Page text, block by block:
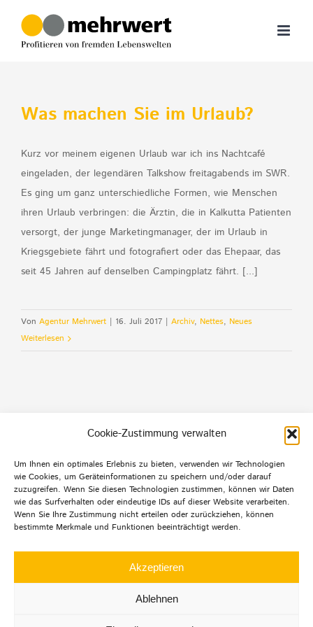
Cookie-Zustimmung verwalten
Um Ihnen ein optimales Erlebnis zu bieten, verwenden wir Technologien
wie Cookies, um Geräteinformationen zu speichern und/oder darauf
zuzugreifen. Wenn Sie diesen Technologien zustimmen, können wir Daten
wie das Surfverhalten oder eindeutige IDs auf dieser Website verarbeiten.
Wenn Sie Ihre Zustimmung nicht erteilen oder zurückziehen, können
bestimmte Merkmale und Funktionen beeinträchtigt werden.
Akzeptieren
Ablehnen
Inhalt
springen
Was machen Sie im Urlaub?
Kurz vor meinem eigenen Urlaub war ich ins Nachtcafé
eingeladen, der legendären Talkshow freitagabends im SWR.
Es ging um ganz unterschiedliche Formen, wie Menschen
ihren Urlaub verbringen: die Ärztin, die in Kalkutta Patienten
versorgt, der junge Marketingmanager, der im Urlaub in
Kriegsgebiete fährt und fotografiert oder das Ehepaar, das
seit 45 Jahren auf denselben Campingplatz fährt. [...]
Von Agentur Mehrwert | 16. Juli 2017 | Archiv, Nettes, Neues
Weiterlesen
Default Footer Text
Rechte
vorbehalten |Datenschutz|Impressum|